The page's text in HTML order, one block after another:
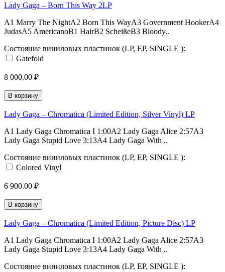
Lady Gaga ‎– Born This Way 2LP
A1 Marry The NightA2 Born This WayA3 Government HookerA4
JudasA5 AmericanoB1 HairB2 ScheißeB3 Bloody..
Состояние виниловых пластинок (LP, EP, SINGLE ):
Gatefold
8 000.00 ₽
В корзину
Lady Gaga ‎– Chromatica (Limited Edition, Silver Vinyl) LP
A1 Lady Gaga Chromatica I 1:00A2 Lady Gaga Alice 2:57A3
Lady Gaga Stupid Love 3:13A4 Lady Gaga With ..
Состояние виниловых пластинок (LP, EP, SINGLE ):
Colored Vinyl
6 900.00 ₽
В корзину
Lady Gaga ‎– Chromatica (Limited Edition, Picture Disc) LP
A1 Lady Gaga Chromatica I 1:00A2 Lady Gaga Alice 2:57A3
Lady Gaga Stupid Love 3:13A4 Lady Gaga With ..
Состояние виниловых пластинок (LP, EP, SINGLE ):